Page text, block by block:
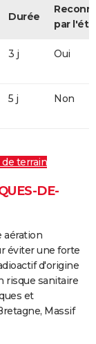
Durée
par
3 j Oui
5 j Non
terrain
DE-
aération
éviter une forte
d'origine
risque sanitaire
et
Massif